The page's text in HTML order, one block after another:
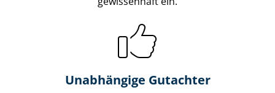
Unabhängige Gutachter